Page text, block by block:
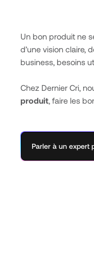
Un bon produit ne
d’une vision claire,
business, besoins
Chez Dernier Cri,
produit, faire les
Parler à un expert